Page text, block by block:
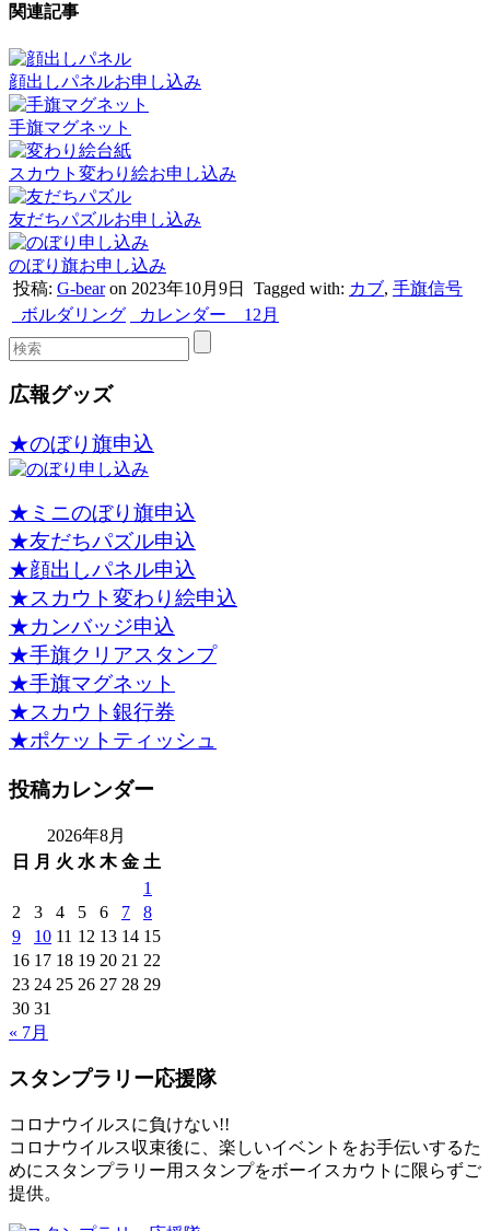
関連記事
顔出しパネルお申し込み
手旗マグネット
スカウト変わり絵お申し込み
友だちパズルお申し込み
のぼり旗お申し込み
投稿: G-bearon 2023年10月9日 Tagged with: カブ, 手旗信号
ボルダリング
カレンダー 12月
広報グッズ
★のぼり旗申込
★ミニのぼり旗申込
★友だちパズル申込
★顔出しパネル申込
★スカウト変わり絵申込
★カンバッジ申込
★手旗クリアスタンプ
★手旗マグネット
★スカウト銀行券
★ポケットティッシュ
投稿カレンダー
2026年8月
日
月 火 水 木 金 土
1
2
3 4 5 6 7
8
9
10 11 12 13 14 15
16 17 18 19 20 21 22
23 24 25 26 27 28 29
30 31
« 7月
スタンプラリー応援隊
コロナウイルスに負けない!!
コロナウイルス収束後に、楽しいイベントをお手伝いするた
めにスタンプラリー用スタンプをボーイスカウトに限らずご
提供。